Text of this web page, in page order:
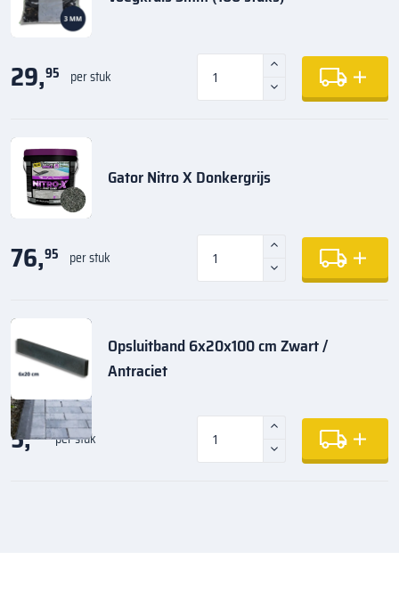
29,95 per stuk
Gator Nitro X Donkergrijs
76,95 per stuk
Opsluitband 6x20x100 cm Zwart /
Antraciet
5,35 per stuk